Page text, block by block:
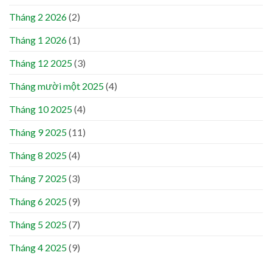
Tháng 2 2026(2)
Tháng 1 2026(1)
Tháng 12 2025(3)
Tháng mười một 2025(4)
Tháng 10 2025(4)
Tháng 9 2025(11)
Tháng 8 2025(4)
Tháng 7 2025(3)
Tháng 6 2025(9)
Tháng 5 2025(7)
Tháng 4 2025(9)